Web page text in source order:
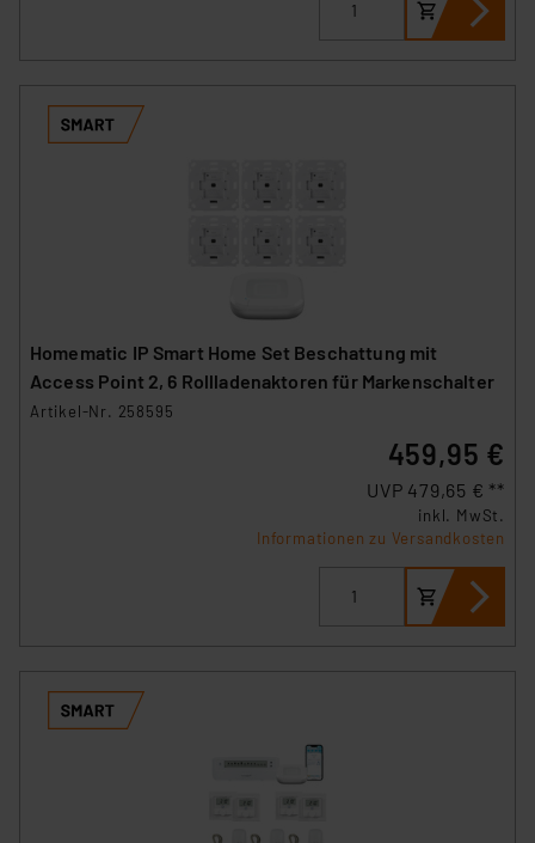
Homematic IP Smart Home Set Beschattung mit
Access Point 2, 6 Rollladenaktoren für Markenschalter
Artikel-Nr. 258595
459,95 €
UVP 479,65 € **
inkl. MwSt.
Informationen zu Versandkosten